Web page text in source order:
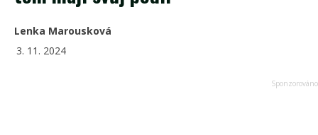
Lenka Marousková
3. 11. 2024